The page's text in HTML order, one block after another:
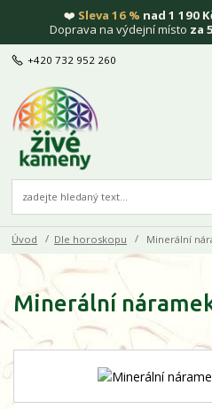
❤️ Sleva 16 % nad 1 190
Doprava na výdejní místo za
+420 732 952 260
Úvod Dle horoskopu Minerální
Minerální